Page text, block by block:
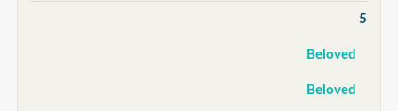
5
Beloved
Beloved